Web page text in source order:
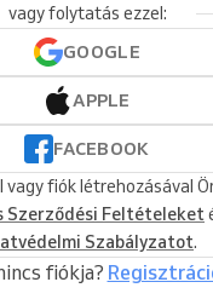
vagy folytatás ezzel:
GOOGLE
APPLE
FACEBOOK
vagy fiók létrehozásával
Szerződési Feltételeket
Szabályzatot.
fiókja?